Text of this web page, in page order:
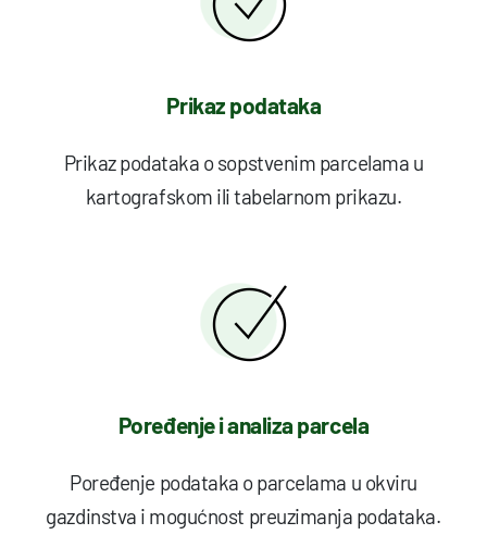
Prikaz podataka
Prikaz podataka o sopstvenim parcelama u
kartografskom ili tabelarnom prikazu.
Poređenje i analiza parcela
Poređenje podataka o parcelama u okviru
gazdinstva i mogućnost preuzimanja podataka.